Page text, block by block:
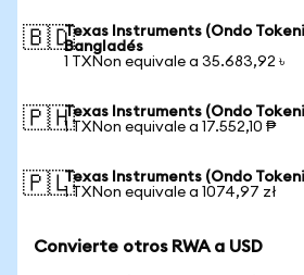
🇧🇩Texas Instruments (Ondo
Bangladés
1 TXNon equivale a 35.683,92 ৳
🇵🇭Texas Instruments (Ondo
1 TXNon equivale a 17.552,10 ₱
🇵🇱Texas Instruments (Ondo
1 TXNon equivale a 1074,97 zł
Convierte otros RWA a USD